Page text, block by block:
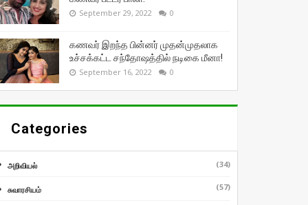
September 29, 2022 0
கணவர் இறந்த பின்னர் முதன்முதலாக
உச்சக்கட்ட சந்தோஷத்தில் நடிகை மீனா!
September 16, 2022 0
Categories
அறிவியல் (34)
சுவாரசியம் (57)